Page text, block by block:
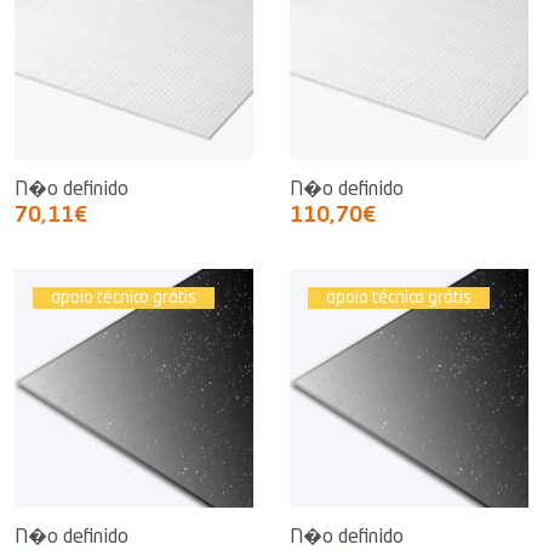
N�o definido
70,11€
N�o definido
110,70€
apoio técnico grátis
N�o definido
apoio técnico grátis
N�o definido